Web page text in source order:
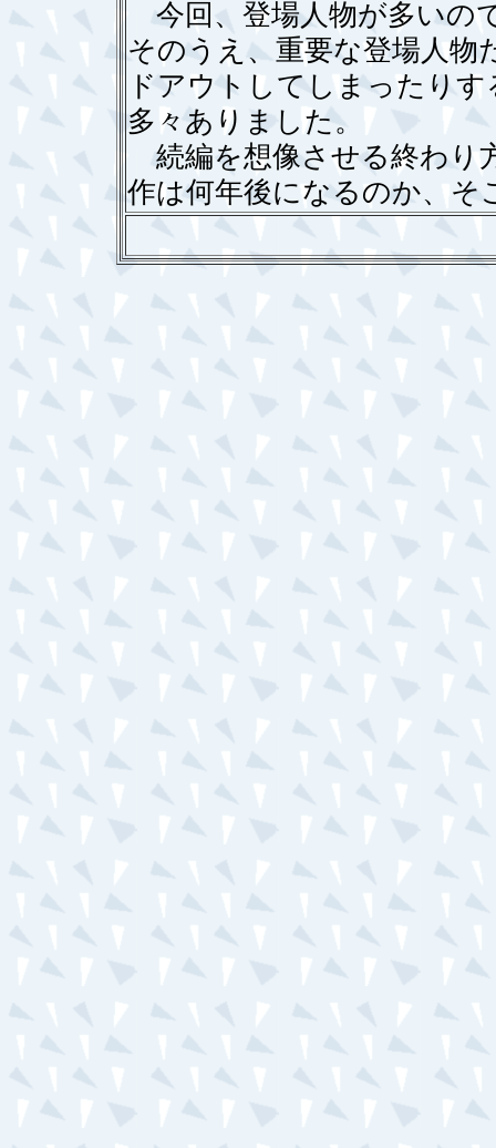
今回、登場人物が多いの
そのうえ、重要な登場人物
ドアウトしてしまったり
多々ありました。
続編を想像させる終わり
作は何年後になるのか、